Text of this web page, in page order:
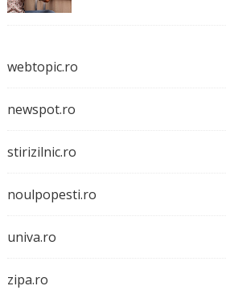
webtopic.ro
newspot.ro
stirizilnic.ro
noulpopesti.ro
univa.ro
zipa.ro